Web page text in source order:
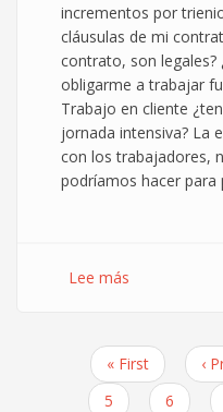
incrementos por
cláusulas de mi
contrato, son legales?
obligarme a trabajar
Trabajo en cliente
jornada intensiva? La
con los trabajadores,
podríamos hacer para
Lee más
Gratuita
Paginación
Primera
página
« First ‹
Page
5 Page
6